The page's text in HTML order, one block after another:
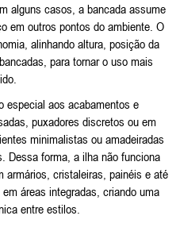
alguns casos, a bancada assume
em outros pontos do ambiente. O
alinhando altura, posição da
para tornar o uso mais
especial aos acabamentos e
puxadores discretos ou em
minimalistas ou amadeiradas
Dessa forma, a ilha não funciona
armários, cristaleiras, painéis e até
em áreas integradas, criando uma
entre estilos.